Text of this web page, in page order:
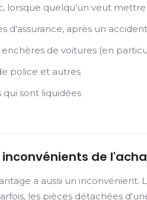
lorsque quelqu'un veut mettre
d'assurance, après un
enchères de voitures (en
police et autres
qui sont liquidées
inconvénients de
a aussi un
les pièces détachées